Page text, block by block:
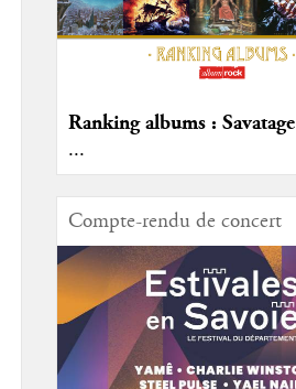
Ranking albums : Savatage
...
Compte-rendu de concert